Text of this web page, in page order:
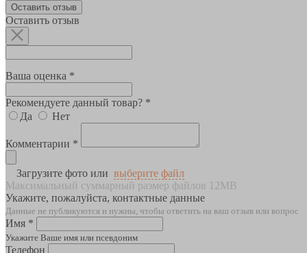
Оставить отзыв
Оставить отзыв
Ваша оценка *
Рекомендуете данный товар? *
Да
Нет
Комментарии *
Загрузите фото или выберите файл
Максимальный суммарный размер файлов 12MB
Укажите, пожалуйста, контактные данные
Данные не публикуются и нужны, чтобы ответить на ваш отзыв или вопрос
Имя *
Укажите Ваше имя или псевдоним
Телефон